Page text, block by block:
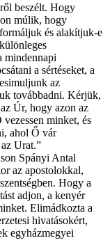
beszélt. Hogy
múlik, hogy
és alakítjuk-e
mindennapi
a sértéseket, a
az
továbbadni. Kérjük,
Úr, hogy azon az
minket, és
ahol Ő vár
Urat.”
Spányi Antal
az apostolokkal,
Hogy a
adjon, a kenyér
Elimádkozta a
hivatásokért,
egyházmegyei